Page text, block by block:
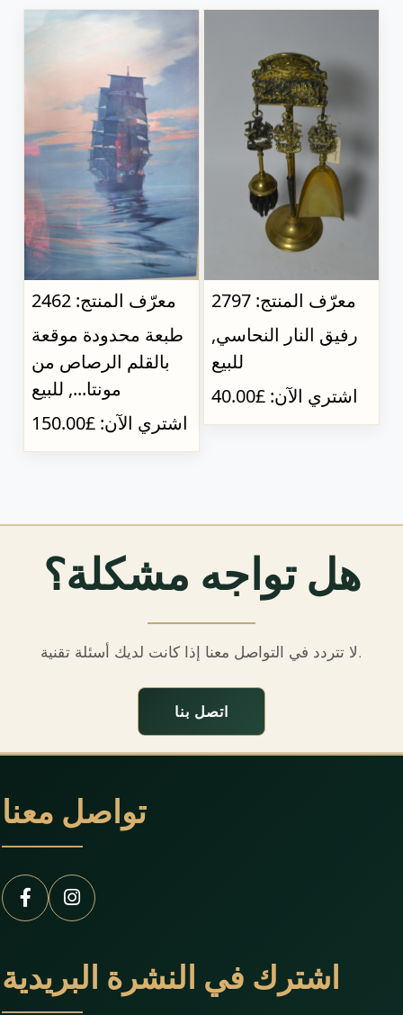
معرّف المنتج: 2462
طبعة محدودة موقعة
بالقلم الرصاص من
مونتا..., للبيع
اشتري الآن: £150.00
معرّف المنتج: 2797
رفيق النار النحاسي,
للبيع
اشتري الآن: £40.00
هل تواجه مشكلة؟
لا تتردد في التواصل معنا إذا كانت لديك أسئلة تقنية.
اتصل بنا
تواصل معنا
اشترك في النشرة البريدية